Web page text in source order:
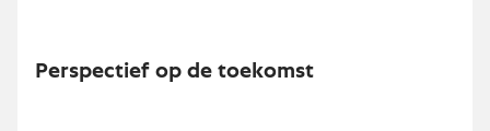
Perspectief op de toekomst